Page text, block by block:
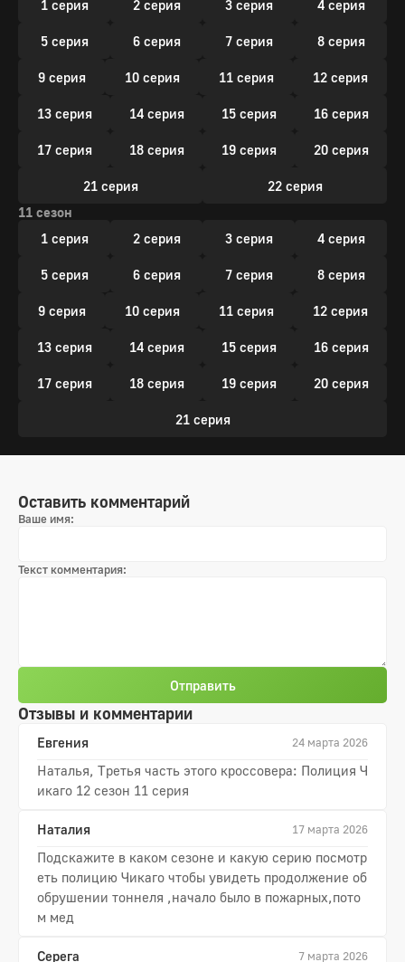
1 серия
2 серия 3 серия 4 серия
5 серия 6 серия 7 серия 8 серия
9 серия 10 серия 11 серия 12 серия
13 серия 14 серия 15 серия 16 серия
17 серия 18 серия 19 серия 20 серия
21 серия
22 серия
11 сезон
1 серия
2 серия 3 серия 4 серия
5 серия 6 серия 7 серия 8 серия
9 серия 10 серия 11 серия 12 серия
13 серия 14 серия 15 серия 16 серия
17 серия 18 серия 19 серия 20 серия
21 серия
Отзывы и комментарии
Евгения 24 марта 2026
Наталья, Третья часть этого кроссовера: Полиция Ч
икаго 12 сезон 11 серия
Наталия 17 марта 2026
Подскажите в каком сезоне и какую серию посмотр
еть полицию Чикаго чтобы увидеть продолжение об
обрушении тоннеля ,начало было в пожарных,пото
м мед
Серега 7 марта 2026
Оставить комментарий
Ваше имя:
Текст комментария:
Отправить